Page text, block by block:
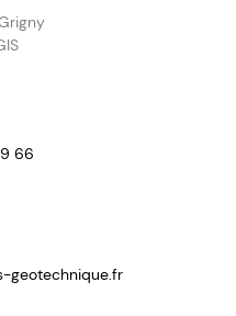
66
geotechnique.fr